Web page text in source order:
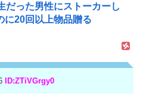
だった男性にストーカーし
20回以上物品贈る
ID:ZTiVGrgy0